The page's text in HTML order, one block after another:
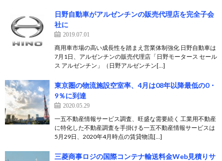
日野自動車がアルゼンチンの販売代理店を完全子会
社に
2019.07.01
商用車市場の高い成長性を踏まえ営業体制強化 日野自動車は
7月1日、アルゼンチンの販売代理店「日野モータース セール
ス アルゼンチン」（日野アルゼンチン[…]
東京圏の物流施設空室率、4月は08年以降最低の0・
9％に到達
2020.05.29
一五不動産情報サービス調査、旺盛な需要続く 工業用不動産
に特化した不動産調査を手掛ける一五不動産情報サービスは
5月29日、2020年4月時点の賃貸物流[…]
三菱商事ロジの国際コンテナ輸送料金Web見積りサ